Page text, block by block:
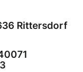
Rittersdorf